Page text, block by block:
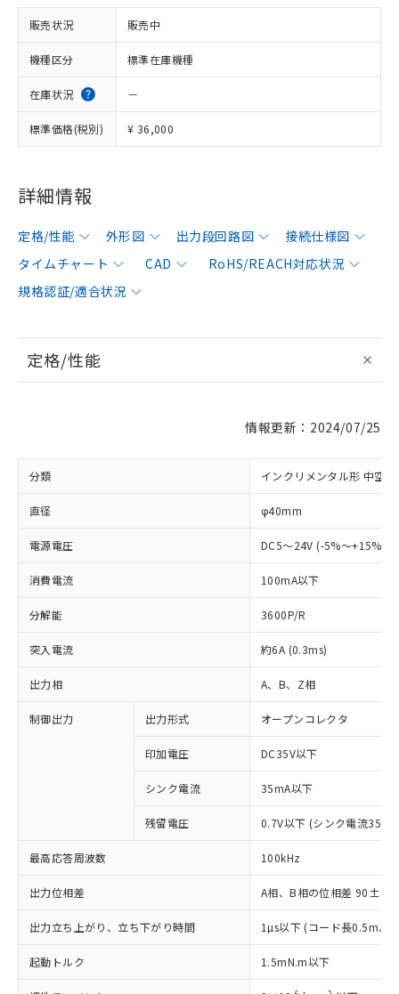
販売状況 販売中
機種区分 標準在庫機種
在庫状況 －
標準価格(税別) ¥ 36,000
詳細情報
定格/性能 外形図 出力段回路図
接続仕様図
タイムチャート
CAD
RoHS/REACH対応状況
規格認証/適合状況
定格/性能
情報更新：2024/07/25
分類 インクリメンタル形 中空
直径 φ40mm
電源電圧 DC5～24V (-5%～+15%)
消費電流 100mA以下
分解能 3600P/R
突入電流 約6A (0.3ms)
出力相 A、B、Z相
制御出力 出力形式 オープンコレクタ
印加電圧 DC35V以下
シンク電流 35mA以下
残留電圧 0.7V以下 (シンク電流
最高応答周波数 100kHz
出力位相差 A相、B相の位相差
出力立ち上がり、立ち下がり時間 1µs以下 (コード長0.5m、
起動トルク 1.5mN.m以下
※1 対応状況
対応済み：EU RoHS指令（10物質）の
非含有に対応した製品が提供可能な商品で